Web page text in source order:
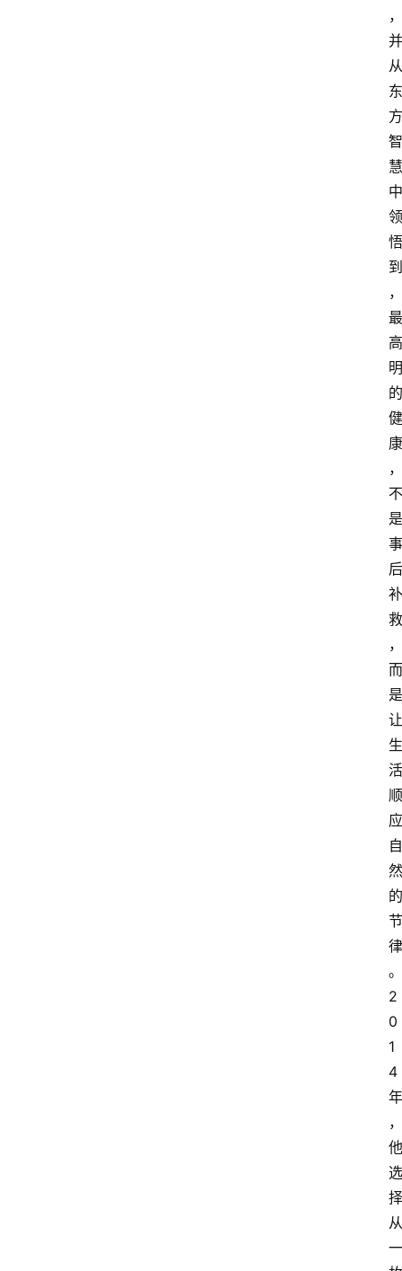
，
并
从
东
方
智
慧
中
领
悟
到
，
最
高
明
的
健
康
，
不
是
事
后
补
救
，
而
是
让
生
活
顺
应
自
然
的
节
律
。
2
0
1
4
年
，
他
选
择
从
一